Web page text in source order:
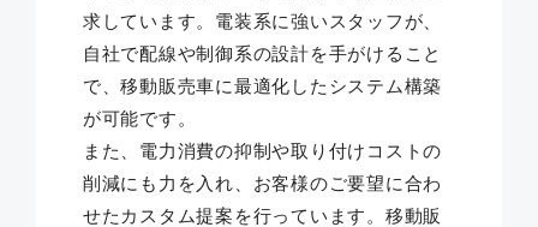
求しています。電装系に強いスタッフが、
自社で配線や制御系の設計を手がけること
で、移動販売車に最適化したシステム構築
が可能です。
また、電力消費の抑制や取り付けコストの
削減にも力を入れ、お客様のご要望に合わ
せたカスタム提案を行っています。移動販